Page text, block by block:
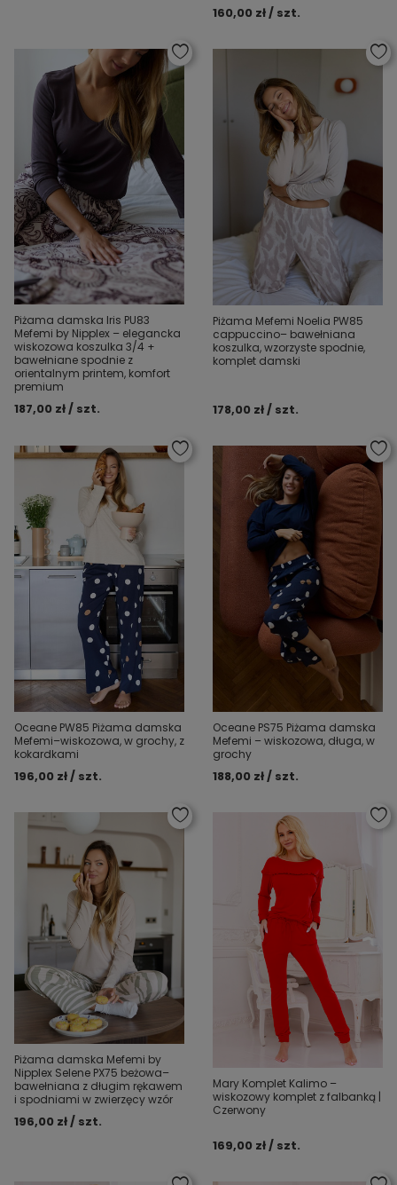
160,00 zł / szt.
Piżama damska Iris PU83
Mefemi by Nipplex – elegancka
wiskozowa koszulka 3/4 +
bawełniane spodnie z
orientalnym printem, komfort
premium
187,00 zł / szt.
Piżama Mefemi Noelia PW85
cappuccino– bawełniana
koszulka, wzorzyste spodnie,
komplet damski
178,00 zł / szt.
Oceane PW85 Piżama damska
Mefemi–wiskozowa, w grochy, z
kokardkami
196,00 zł / szt.
Oceane PS75 Piżama damska
Mefemi – wiskozowa, długa, w
grochy
188,00 zł / szt.
Piżama damska Mefemi by
Nipplex Selene PX75 beżowa–
bawełniana z długim rękawem
i spodniami w zwierzęcy wzór
196,00 zł / szt.
Mary Komplet Kalimo –
wiskozowy komplet z falbanką |
Czerwony
169,00 zł / szt.